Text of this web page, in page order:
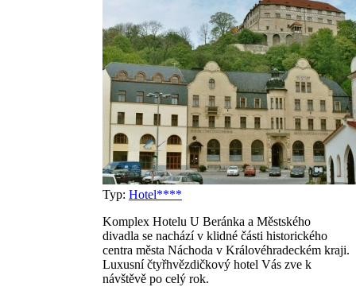
Typ: Hotel****
Komplex Hotelu U Beránka a Městského
divadla se nachází v klidné části historického
centra města Náchoda v Královéhradeckém kraji.
Luxusní čtyřhvězdičkový hotel Vás zve k
návštěvě po celý rok.